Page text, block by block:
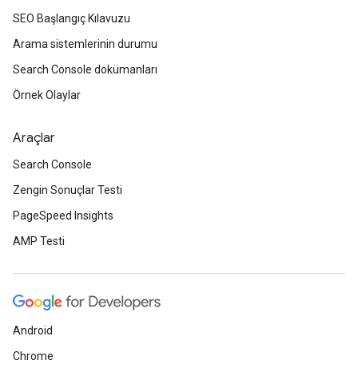
SEO Başlangıç Kılavuzu
Arama sistemlerinin durumu
Search Console dokümanları
Örnek Olaylar
Araçlar
Search Console
Zengin Sonuçlar Testi
PageSpeed Insights
AMP Testi
Android
Chrome